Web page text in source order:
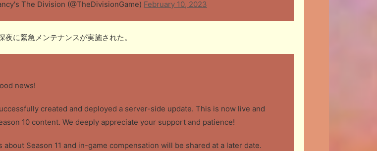
The Division (@TheDivisionGame) February 10, 2023
夜に緊急メンテナンスが実施された。
news!
created and deployed a server-side update. This is now live and
10 content. We deeply appreciate your support and patience!
about Season 11 and in-game compensation will be shared at a later date.